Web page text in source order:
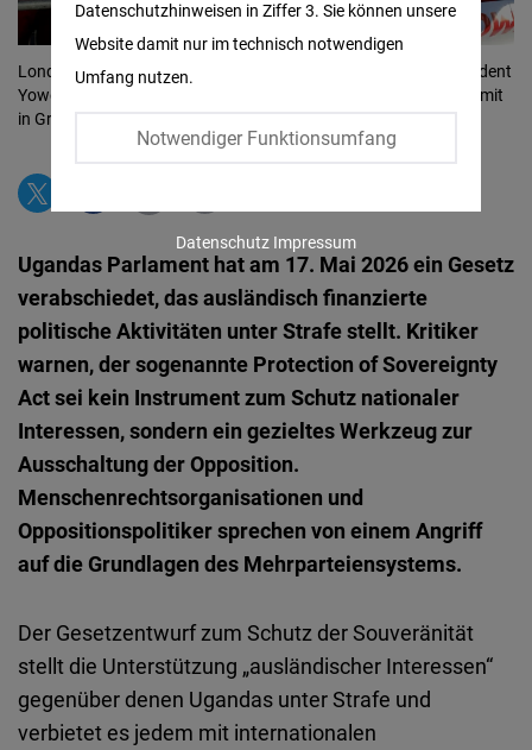
London / UK – January 20, 2020: Opponents of Uganda’s President
Yoweri Museveni protest outside the UK Africa Investment Summit
in Greenwich, London
Ugandas Parlament hat am 17. Mai 2026 ein Gesetz
verabschiedet, das ausländisch finanzierte
politische Aktivitäten unter Strafe stellt. Kritiker
warnen, der sogenannte Protection of Sovereignty
Act sei kein Instrument zum Schutz nationaler
Interessen, sondern ein gezieltes Werkzeug zur
Ausschaltung der Opposition.
Menschenrechtsorganisationen und
Oppositionspolitiker sprechen von einem Angriff
auf die Grundlagen des Mehrparteiensystems.
Der Gesetzentwurf zum Schutz der Souveränität
stellt die Unterstützung „ausländischer Interessen“
gegenüber denen Ugandas unter Strafe und
verbietet es jedem mit internationalen
Datenschutzhinweisen in Ziffer 3. Sie können unsere
Website damit nur im technisch notwendigen
Umfang nutzen.
Notwendiger Funktionsumfang
Embed
Instagram
Embed
Google
Maps
Embed
Cloudinary
Flickr
Embed
Embed
Podigee
Embed
Datenschutz Impressum